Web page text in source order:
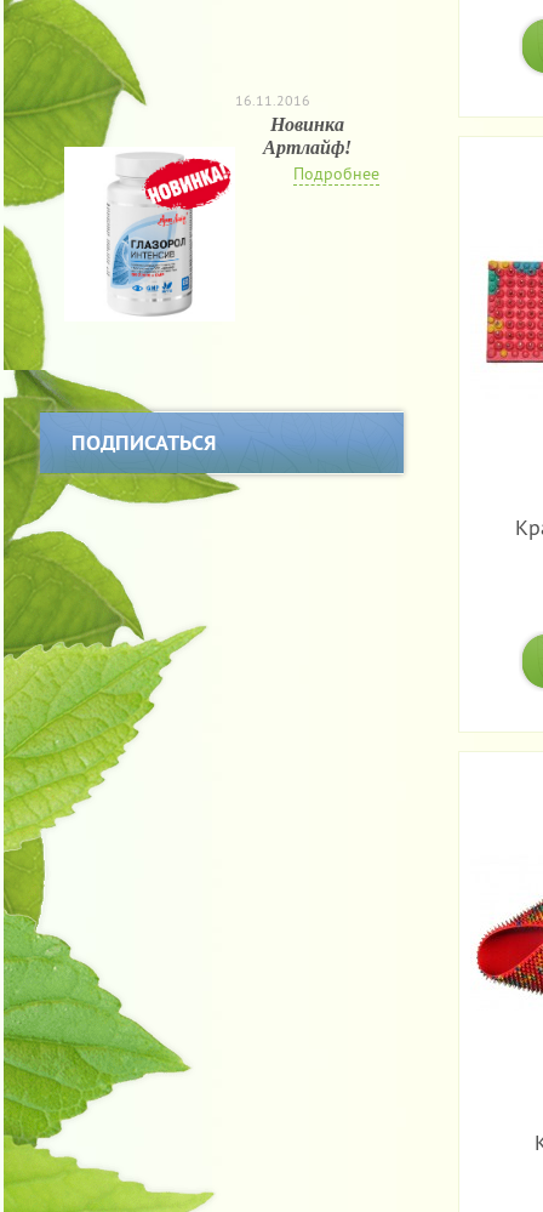
16.11.2016
Новинка
Артлайф!
Подробнее
ПОДПИСАТЬСЯ